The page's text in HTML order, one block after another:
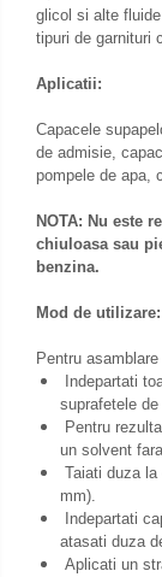
glicol si alte
tipuri de garnituri
Aplicatii:
Capacele
de admisie,
pompele de apa,
NOTA: Nu este
chiuloasa sau
benzina.
Mod de utilizare:
Pentru
Indepartati
suprafetele
Pentru
un solvent
Taiati duza
mm).
Indepartati
atasati duza
Aplicati un